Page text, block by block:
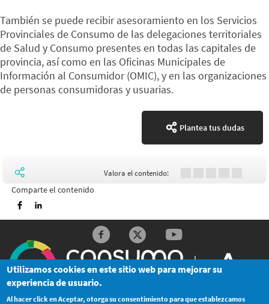
También se puede recibir asesoramiento en los Servicios
Provinciales de Consumo de las delegaciones territoriales
de Salud y Consumo presentes en todas las capitales de
provincia, así como en las Oficinas Municipales de
Información al Consumidor (OMIC), y en las organizaciones
de personas consumidoras y usuarias.
Plantea tus dudas
Comparte el contenido
Valora el contenido:
Imprimir
Redes sociales y Feeds
© Junta de Andalucía
Utilizamos cookies en este sitio web para mejorar su
experiencia de usuario.
Al hacer click en Aceptar, otorga su consentimiento para que establezcamos